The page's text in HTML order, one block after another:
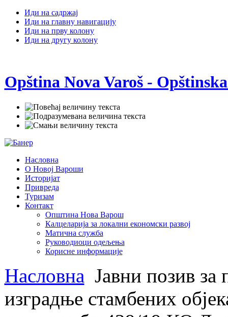
Иди на садржај
Иди на главну навигацију
Иди на прву колону
Иди на другу колону
Opština Nova Varoš -
Насловна
О Новој Вароши
Историјат
Привреда
Туризам
Контакт
Општина Нова Варош
Калцеларија за локални економски развој
Матична служба
Руководиоци одељења
Корисне информације
Насловна Jавни позив за
изградње стамбених